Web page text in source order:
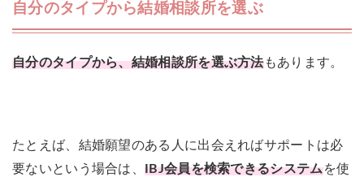
自分のタイプから結婚相談所を選ぶ
自分のタイプから、結婚相談所を選ぶ方法もあります。
たとえば、結婚願望のある人に出会えればサポートは必
要ないという場合は、 IBJ会員を検索できるシステムを使